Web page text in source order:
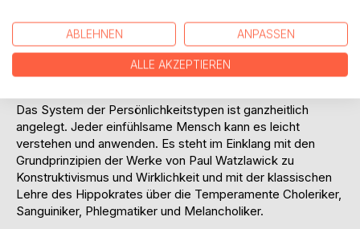
besonders gut verständlicher Weise wieder. Es leitet
konkret zu einem deutlich erfolgreicheren Umgang mit
Menschen in fast allen Bereichen des Lebens an.
Die zahlreichen authentischen Fotos und Geschichten
Das System der Persönlichkeitstypen ist ganzheitlich
angelegt. Jeder einfühlsame Mensch kann es leicht
verstehen und anwenden. Es steht im Einklang mit den
Grundprinzipien der Werke von Paul Watzlawick zu
Konstruktivismus und Wirklichkeit und mit der klassischen
Lehre des Hippokrates über die Temperamente Choleriker,
Sanguiniker, Phlegmatiker und Melancholiker.
ABLEHNEN ANPASSEN
ALLE AKZEPTIEREN